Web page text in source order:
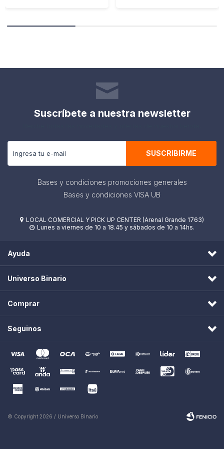
Suscríbete a nuestra newsletter
SUSCRIBIRME
Bases y condiciones promociones generales
Bases y condiciones VISA UB
 LOCAL COMERCIAL Y PICK UP CENTER (Arenal Grande 1763)
 Lunes a viernes de 10 a 18.45 y sábados de 10 a 14hs.
Ayuda
Universo Binario
Comprar
Seguinos
© Copyright 2026 / Universo Binario